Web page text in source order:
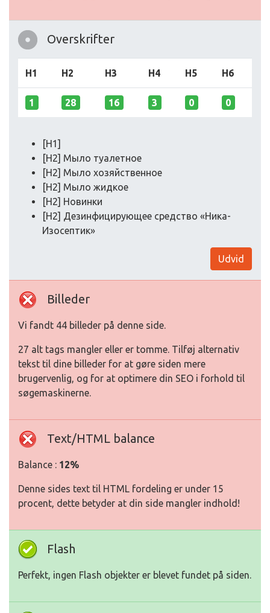
Overskrifter
H1 H2 H3 H4 H5 H6
1 28 16 3 0 0
[H1]
[H2] Мыло туалетное
[H2] Мыло хозяйственное
[H2] Мыло жидкое
[H2] Новинки
[H2] Дезинфицирующее средство «Ника-
Изосептик»
Udvid
Billeder
Vi fandt 44 billeder på denne side.
27 alt tags mangler eller er tomme. Tilføj alternativ
tekst til dine billeder for at gøre siden mere
brugervenlig, og for at optimere din SEO i forhold til
søgemaskinerne.
Text/HTML balance
Balance : 12%
Denne sides text til HTML fordeling er under 15
procent, dette betyder at din side mangler indhold!
Flash
Perfekt, ingen Flash objekter er blevet fundet på siden.